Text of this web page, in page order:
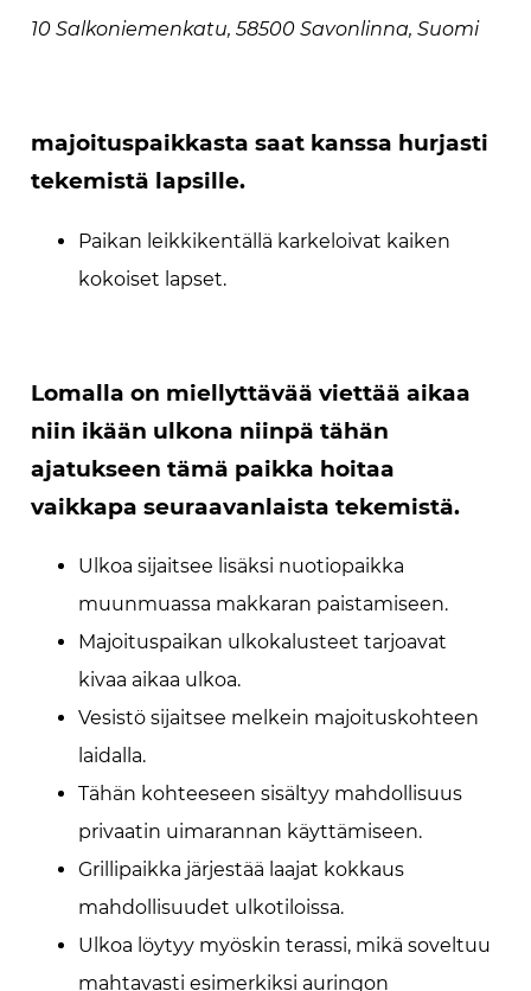
10 Salkoniemenkatu, 58500 Savonlinna, Suomi
majoituspaikkasta saat kanssa hurjasti
tekemistä lapsille.
Paikan leikkikentällä karkeloivat kaiken
kokoiset lapset.
Lomalla on miellyttävää viettää aikaa
niin ikään ulkona niinpä tähän
ajatukseen tämä paikka hoitaa
vaikkapa seuraavanlaista tekemistä.
Ulkoa sijaitsee lisäksi nuotiopaikka
muunmuassa makkaran paistamiseen.
Majoituspaikan ulkokalusteet tarjoavat
kivaa aikaa ulkoa.
Vesistö sijaitsee melkein majoituskohteen
laidalla.
Tähän kohteeseen sisältyy mahdollisuus
privaatin uimarannan käyttämiseen.
Grillipaikka järjestää laajat kokkaus
mahdollisuudet ulkotiloissa.
Ulkoa löytyy myöskin terassi, mikä soveltuu
mahtavasti esimerkiksi auringon